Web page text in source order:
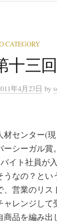
CATEGORY
十三
年4月23日 by
センター(
シーガル
イト社員が
なの？とい
営業のリ
レンジし
品を編み